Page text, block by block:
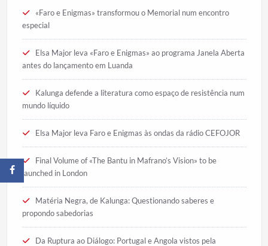
«Faro e Enigmas» transformou o Memorial num encontro
especial
Elsa Major leva «Faro e Enigmas» ao programa Janela Aberta
antes do lançamento em Luanda
Kalunga defende a literatura como espaço de resistência num
mundo líquido
Elsa Major leva Faro e Enigmas às ondas da rádio CEFOJOR
Final Volume of «The Bantu in Mafrano’s Vision» to be
launched in London
Matéria Negra, de Kalunga: Questionando saberes e
propondo sabedorias
Da Ruptura ao Diálogo: Portugal e Angola vistos pela